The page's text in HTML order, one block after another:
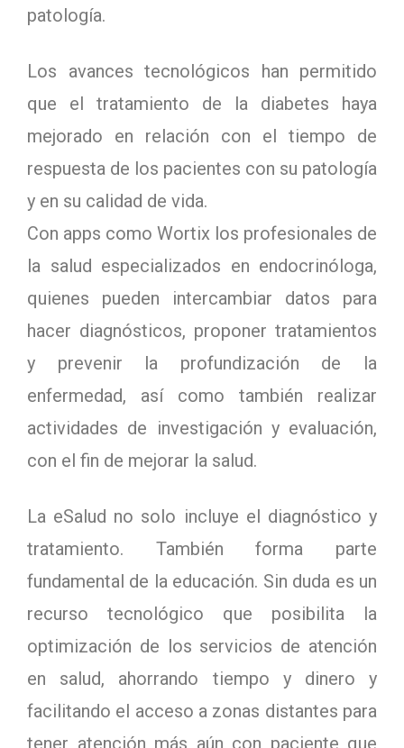
patología.
Los avances tecnológicos han permitido
que el tratamiento de la diabetes haya
mejorado en relación con el tiempo de
respuesta de los pacientes con su patología
y en su calidad de vida.
Con apps como Wortix los profesionales de
la salud especializados en endocrinóloga,
quienes pueden intercambiar datos para
hacer diagnósticos, proponer tratamientos
y prevenir la profundización de la
enfermedad, así como también realizar
actividades de investigación y evaluación,
con el fin de mejorar la salud.
La eSalud no solo incluye el diagnóstico y
tratamiento. También forma parte
fundamental de la educación. Sin duda es un
recurso tecnológico que posibilita la
optimización de los servicios de atención
en salud, ahorrando tiempo y dinero y
facilitando el acceso a zonas distantes para
tener atención más aún con paciente que